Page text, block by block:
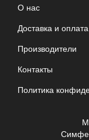
О нас
Доставка и оплата
Производители
Контакты
Политика